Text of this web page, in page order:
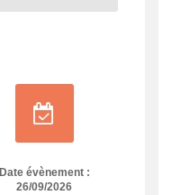
Date évènement :
26/09/2026